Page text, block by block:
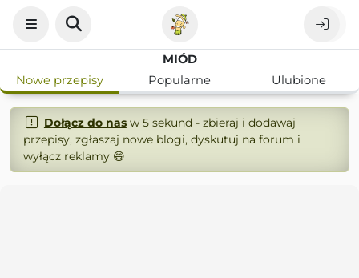
MIÓD
Nowe przepisy
Popularne Ulubione
Dołącz do nasw 5 sekund - zbieraj i dodawaj
przepisy, zgłaszaj nowe blogi, dyskutuj na forum i
wyłącz reklamy 😄